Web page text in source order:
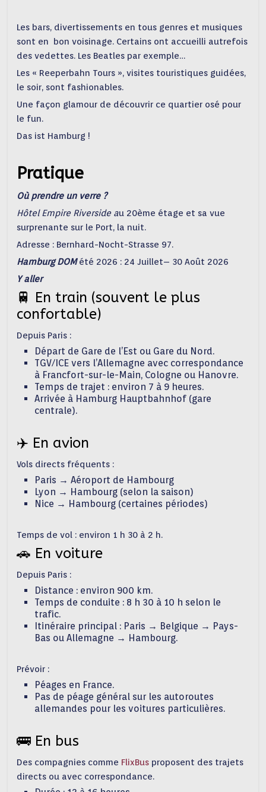
Les bars, divertissements en tous genres et musiques
sont en bon voisinage. Certains ont accueilli autrefois
des vedettes. Les Beatles par exemple…
Les « Reeperbahn Tours », visites touristiques guidées,
le soir, sont fashionables.
Une façon glamour de découvrir ce quartier osé pour
le fun.
Das ist Hamburg !
Pratique
Où prendre un verre ?
Hôtel Empire Riverside au 20ème étage et sa vue
surprenante sur le Port, la nuit.
Adresse : Bernhard-Nocht-Strasse 97.
Hamburg DOM été 2026 : 24 Juillet– 30 Août 2026
Y aller
🚆 En train (souvent le plus
confortable)
Depuis Paris :
Départ de Gare de l’Est ou Gare du Nord.
TGV/ICE vers l’Allemagne avec correspondance
à Francfort-sur-le-Main, Cologne ou Hanovre.
Temps de trajet : environ 7 à 9 heures.
Arrivée à Hamburg Hauptbahnhof (gare
centrale).
✈️ En avion
Vols directs fréquents :
Paris →Aéroport de Hambourg
Lyon → Hambourg (selon la saison)
Nice → Hambourg (certaines périodes)
Temps de vol : environ 1 h 30 à 2 h.
🚗 En voiture
Depuis Paris :
Distance : environ 900 km.
Temps de conduite : 8 h 30 à 10 h selon le
trafic.
Itinéraire principal : Paris → Belgique → Pays-
Bas ou Allemagne → Hambourg.
Prévoir :
Péages en France.
Pas de péage général sur les autoroutes
allemandes pour les voitures particulières.
🚌 En bus
Des compagnies comme FlixBus proposent des trajets
directs ou avec correspondance.